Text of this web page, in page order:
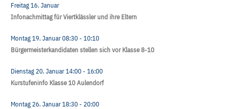
Freitag 16. Januar
Infonachmittag für Viertklässler und ihre Eltern
Montag 19. Januar08:30- 10:10
Bürgermeisterkandidaten stellen sich vor Klasse 8-10
Dienstag 20. Januar14:00- 16:00
Kurstufeninfo Klasse 10 Aulendorf
Montag 26. Januar18:30- 20:00